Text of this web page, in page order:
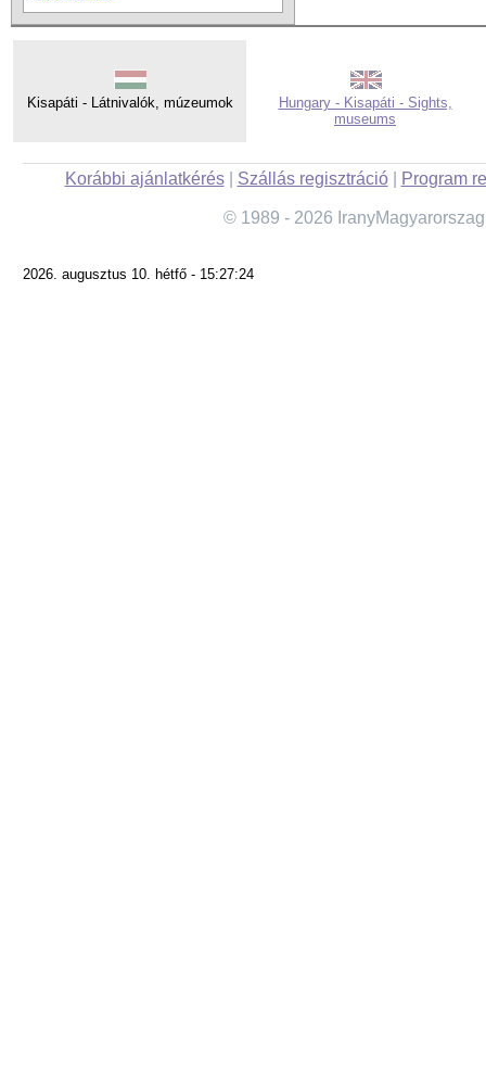
Kisapáti - Látnivalók, múzeumok
Hungary - Kisapáti - Sights,
museums
Korábbi ajánlatkérés| Szállás regisztráció| Program
© 1989 - 2026
2026. augusztus 10. hétfő - 15:27:24